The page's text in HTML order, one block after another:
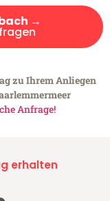
→
zu Ihrem Anliegen
Anfrage!
erhalten